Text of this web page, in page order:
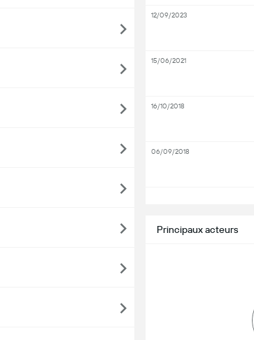
Principaux acteurs
12/09/2023
15/06/2021
16/10/2018
06/09/2018